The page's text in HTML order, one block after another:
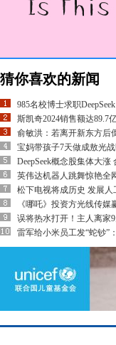
猜你喜欢的新闻
985名校博士求职
斯凯奇2024销售额达89.7
俞敏洪：若离开新东方后
宝妈带孩子7天做成敖光
DeepSeek概念股集体大涨
英伟达机器人跳舞惊艳全
松下电视将成历史 发展
《哪吒》投资方光线传媒
误将热水打开！主人离家
雷军给小米员工发“蛇钞”